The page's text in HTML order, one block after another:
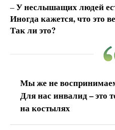
–У неслышащих людей
Иногда кажется, что это
Так ли это?
Мы же не
Для нас инвалид – это
на костылях